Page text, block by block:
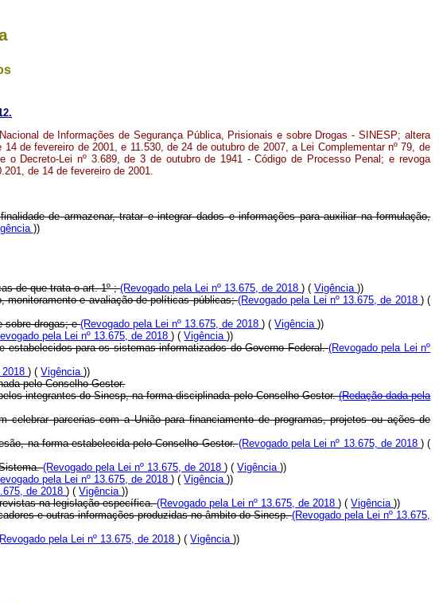
de Informações de Segurança Pública, Prisionais e sobre Drogas - SINESP; altera
14 de fevereiro de 2001, e 11.530, de 24 de outubro de 2007, a Lei Complementar nº 79, de
o Decreto-Lei nº 3.689, de 3 de outubro de 1941 - Código de Processo Penal; e revoga
de 14 de fevereiro de 2001.
de armazenar, tratar e integrar dados e informações para auxiliar na formulação,
))
de que trata o art. 1º ;(Revogado pela Lei nº 13.675, de 2018) (Vigência))
monitoramento e avaliação de políticas públicas;(Revogado pela Lei nº 13.675, de 2018) (
sobre drogas; e(Revogado pela Lei nº 13.675, de 2018) (Vigência))
pela Lei nº 13.675, de 2018) (Vigência))
estabelecidos para os sistemas informatizados do Governo Federal.(Revogado pela Lei nº
2018) (Vigência))
pelo Conselho Gestor.
integrantes do Sinesp, na forma disciplinada pelo Conselho Gestor.(Redação dada pela
parcerias com a União para financiamento de programas, projetos ou ações de
na forma estabelecida pelo Conselho Gestor.(Revogado pela Lei nº 13.675, de 2018) (
Sistema.(Revogado pela Lei nº 13.675, de 2018) (Vigência))
pela Lei nº 13.675, de 2018) (Vigência))
de 2018) (Vigência))
na legislação específica.(Revogado pela Lei nº 13.675, de 2018) (Vigência))
e outras informações produzidas no âmbito do Sinesp.(Revogado pela Lei nº 13.675,
pela Lei nº 13.675, de 2018) (Vigência))